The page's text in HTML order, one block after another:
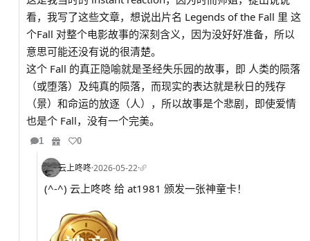
看，我写了这些文章，想说出片名 Legends of the Fall 里 这
个Fall 对整个电影故事的深刻含义，因为没好好准备，所以
意思可能还没有说的很清楚。
这个 Fall 的真正隐喻就是圣经失乐园的故事，即 人类的陨落
（或堕落）及纯真的陨落，而现实的表达就是秋日的残存
（景）和命运的放逐（人），所以故事是个悲剧，即使爱情
也是个 Fall，没有一个完美。
1 0
云上咚咚·2026-05-22·
(^-^) 云上咚咚 给 at1981 颁发一张神童卡！